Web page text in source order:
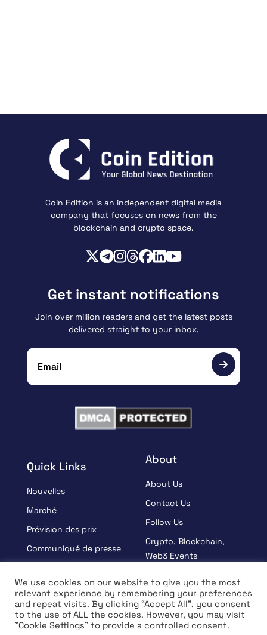
Coin Edition is an independent digital media
company that focuses on news from the
blockchain and crypto space.
Quick Links
Nouvelles
Marché
Prévision des prix
Communiqué de presse
Apprendre
Entrevue
About
About Us
Contact Us
Follow Us
Crypto, Blockchain,
Web3 Events
Terms And Condition
Privacy Policy
Get instant notifications
Join over million readers and get the latest posts
delivered straight to your inbox.
We use cookies on our website to give you the most
relevant experience by remembering your preferences
and repeat visits. By clicking “Accept All”, you consent
to the use of ALL the cookies. However, you may visit
"Cookie Settings" to provide a controlled consent.